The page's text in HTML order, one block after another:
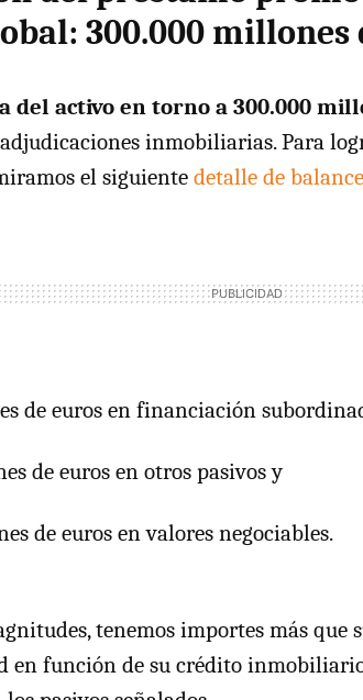
300.000 millones
del activo en torno a 300.000
inmobiliarias. Para
el siguiente detalle de
de euros en financiación
de euros en otros pasivos y
de euros en valores negociables.
tenemos importes más
en función de su crédito